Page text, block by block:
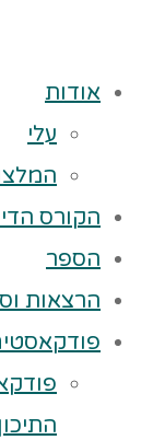
אודות
עלי
הקורס
הספר
הרצאות
התיכון